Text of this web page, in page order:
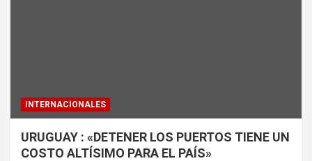
INTERNACIONALES
URUGUAY : «DETENER LOS PUERTOS TIENE UN
COSTO ALTÍSIMO PARA EL PAÍS»